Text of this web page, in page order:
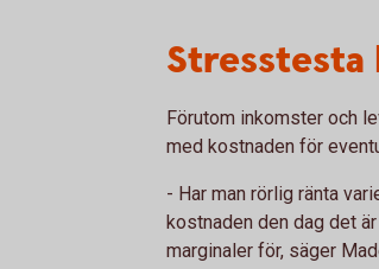
Förutom inkomster och
med kostnaden för
- Har man rörlig ränta
kostnaden den dag det
marginaler för, säger